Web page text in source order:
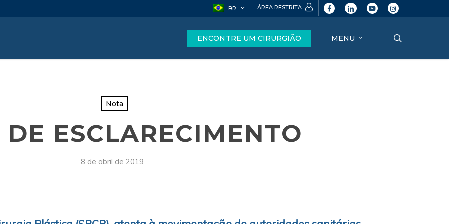
facebooklinkedin youtubeinstagram
ÁREA RESTRITA
BR
ENCONTRE UM CIRURGIÃO MENU
Nota
ESCLARECIMENTO
8 de abril de 2019